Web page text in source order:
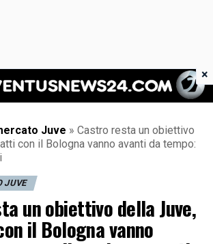
Juventus News 24
Juve » Castro resta un obiettivo
con il Bologna vanno avanti da tempo:
JUVE
un obiettivo della Juve,
il Bologna vanno
×